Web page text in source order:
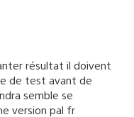
résultat il doivent
de test avant de
semble se
version pal fr